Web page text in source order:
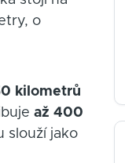
o
kilometrů
až 400
slouží jako